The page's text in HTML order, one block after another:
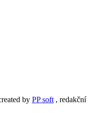
by PP soft , redakční